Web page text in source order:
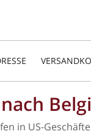
nach
in US-